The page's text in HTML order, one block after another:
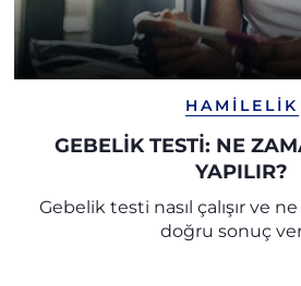
HAMILELIK
GEBELİK TESTİ: NE
YAPILIR?
Gebelik testi nasıl çalışır ve
doğru sonuç